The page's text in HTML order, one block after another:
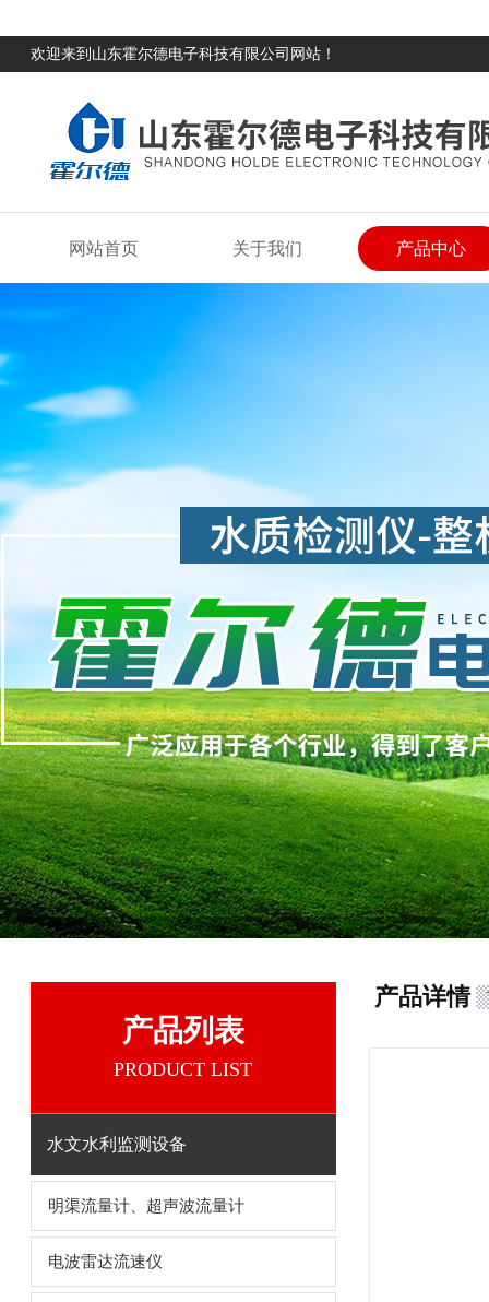
欢迎来到山东霍尔德电子科技有限公司网站！
网站首页 关于我们 产品中心
产品列表
PRODUCT LIST
水文水利监测设备
明渠流量计、超声波流量计
电波雷达流速仪
产品详情